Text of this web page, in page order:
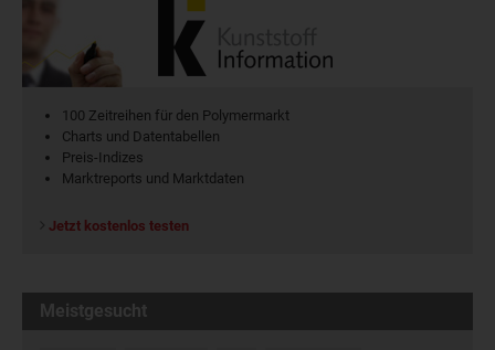
100 Zeitreihen für den Polymermarkt
Charts und Datentabellen
Preis-Indizes
Marktreports und Marktdaten
Jetzt kostenlos testen
Meistgesucht